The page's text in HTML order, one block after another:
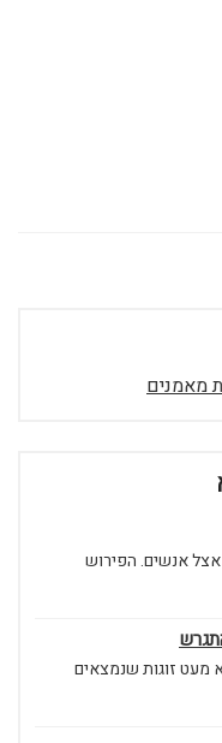
מאמנים
אצל אנשים. הפירוש
מעט זוגות שנמצאים